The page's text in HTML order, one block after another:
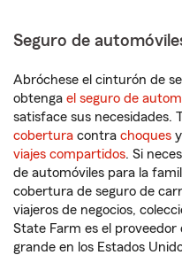
Seguro de
Abróchese el cinturón de
obtenga el seguro de
satisface sus necesidades.
cobertura contra choques y
viajes compartidos. Si
de automóviles para la
cobertura de seguro de
viajeros de negocios,
State Farm es el
grande en los Estados